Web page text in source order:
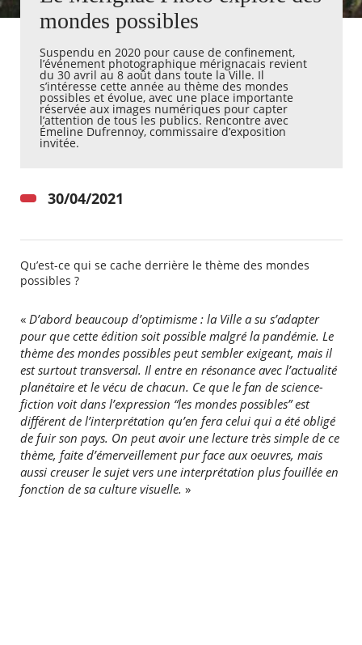
Actualités
Kiosque
Espace de services en ligne
Facebook
X Instagram
Youtube
Linkedin
mondes possibles
Suspendu en 2020 pour cause de confinement,
l’événement photographique mérignacais revient
du 30 avril au 8 août dans toute la Ville. Il
s’intéresse cette année au thème des mondes
possibles et évolue, avec une place importante
réservée aux images numériques pour capter
l’attention de tous les publics. Rencontre avec
Émeline Dufrennoy, commissaire d’exposition
invitée.
30/04/2021
Qu’est-ce qui se cache derrière le thème des mondes
possibles ?
«D’abord beaucoup d’optimisme : la Ville a su s’adapter
pour que cette édition soit possible malgré la pandémie. Le
thème des mondes possibles peut sembler exigeant, mais il
est surtout transversal. Il entre en résonance avec l’actualité
planétaire et le vécu de chacun. Ce que le fan de science-
fiction voit dans l’expression “les mondes possibles” est
différent de l’interprétation qu’en fera celui qui a été obligé
de fuir son pays. On peut avoir une lecture très simple de ce
thème, faite d’émerveillement pur face aux oeuvres, mais
aussi creuser le sujet vers une interprétation plus fouillée en
fonction de sa culture visuelle. »